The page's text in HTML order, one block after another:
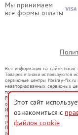
Мы принимаем
все формы оплаты
Вся информация на сайте носит
Товарные знаки используются
сервисные центры hbr.iray-fix.ru
неавторизованных сервисных
товарных знаков или их
Ремонт осуществляется для
со статьей 1487 ГК РФ.
Использование товарных
потребителей в заблуждение, а
ремонту техники указанных
Представленная на сайте
положениями Статьи 437(2)
Этот сайт
ознакомиться с
файлов cookie